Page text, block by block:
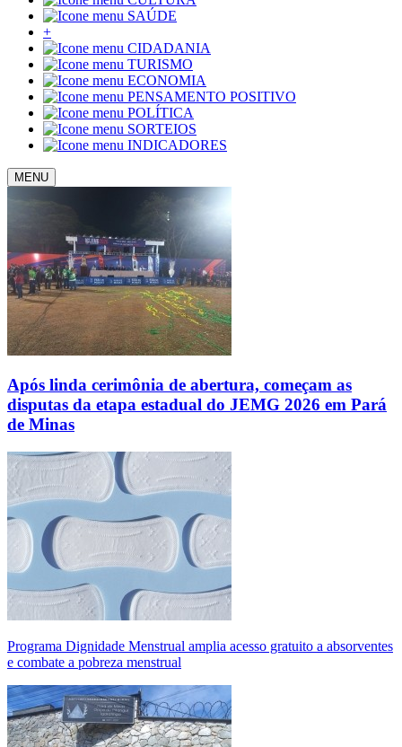
SAÚDE
+
CIDADANIA
TURISMO
ECONOMIA
PENSAMENTO POSITIVO
POLÍTICA
SORTEIOS
INDICADORES
MENU
Após linda cerimônia de abertura, começam as
disputas da etapa estadual do JEMG 2026 em Pará
de Minas
Programa Dignidade Menstrual amplia acesso gratuito a absorventes
e combate a pobreza menstrual